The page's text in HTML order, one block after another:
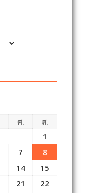
ศ.
ส.
1
7
8
14
15
21
22